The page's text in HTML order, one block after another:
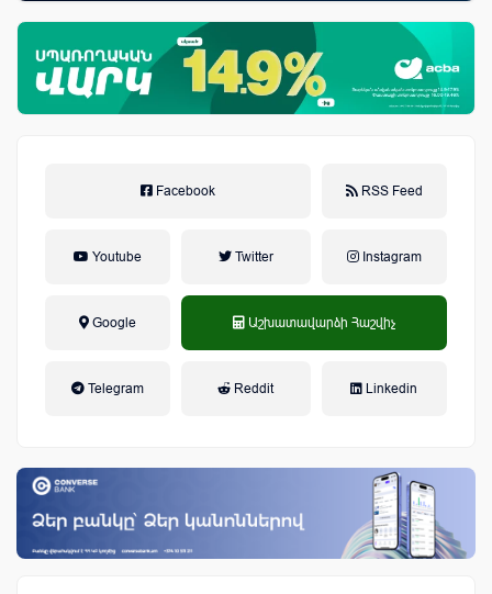
Facebook RSS Feed
Youtube Twitter Instagram
Google Աշխատավարձի Հաշվիչ
Telegram Reddit Linkedin